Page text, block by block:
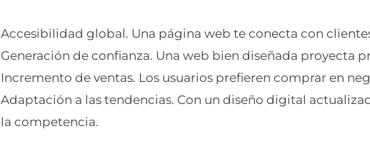
Accesibilidad global. Una página web te conecta con
Generación de confianza. Una web bien diseñada proyecta
Incremento de ventas. Los usuarios prefieren comprar en
Adaptación a las tendencias. Con un diseño digital
la competencia.